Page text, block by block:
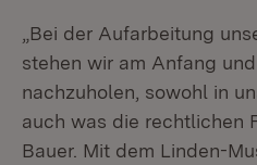
„Bei der Aufarbeitung
stehen wir am Anfang
nachzuholen, sowohl in
auch was die rechtlichen
Bauer. Mit dem Linden-